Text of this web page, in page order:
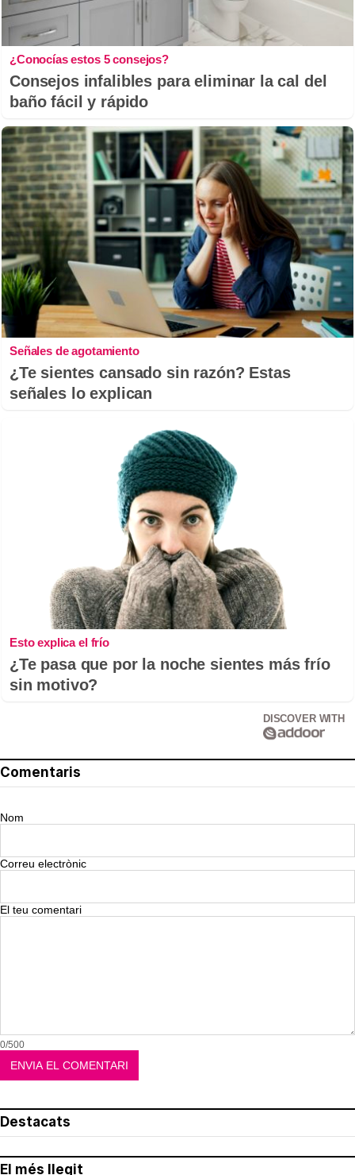
¿Conocías estos 5 consejos?
Consejos infalibles para eliminar la cal del
baño fácil y rápido
Señales de agotamiento
¿Te sientes cansado sin razón? Estas
señales lo explican
Esto explica el frío
¿Te pasa que por la noche sientes más frío
sin motivo?
DISCOVER WITH
Comentaris
Nom
Correu electrònic
El teu comentari
0/500
Destacats
El més llegit